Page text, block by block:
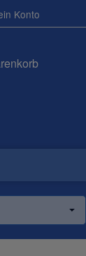
Konto